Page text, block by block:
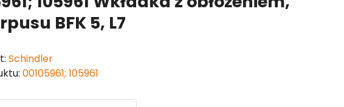
BFK 5, L7
Schindler
00105961; 105961